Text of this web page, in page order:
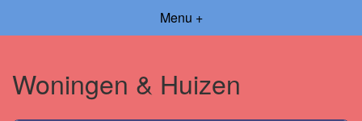
Menu +
Woningen & Huizen